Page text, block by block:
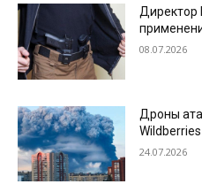
Директор
08.07.2026
Дроны
Wildberries
24.07.2026